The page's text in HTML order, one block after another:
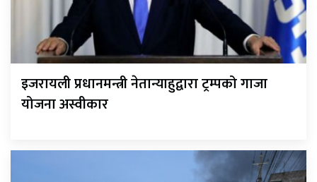
इजरायली प्रधानमन्त्री नेतान्याहुद्वारा ट्रम्पको गाजा
योजना अस्वीकार